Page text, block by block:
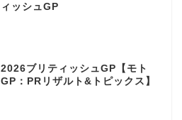
ィッシュGP
2026ブリティッシュGP【モト
GP：PRリザルト&トピックス】